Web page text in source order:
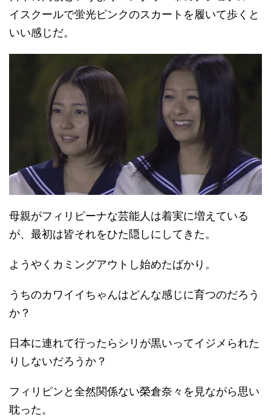
イスクールで蛍光ピンクのスカートを履いて歩くと
いい感じだ。
母親がフィリピーナな芸能人は着実に増えている
が、最初は皆それをひた隠しにしてきた。
ようやくカミングアウトし始めたばかり。
うちのカワイイちゃんはどんな感じに育つのだろう
か？
日本に連れて行ったらシリが黒いってイジメられた
りしないだろうか？
フィリピンと全然関係ない榮倉奈々を見ながら思い
耽った。